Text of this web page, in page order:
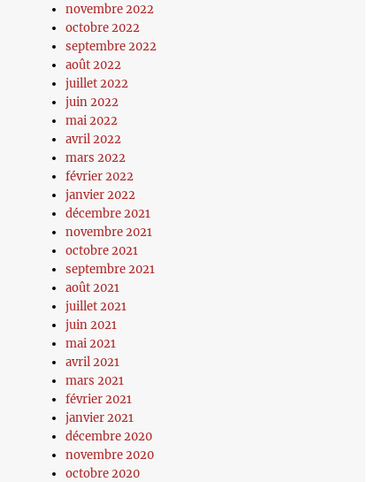
novembre 2022
octobre 2022
septembre 2022
août 2022
juillet 2022
juin 2022
mai 2022
avril 2022
mars 2022
février 2022
janvier 2022
décembre 2021
novembre 2021
octobre 2021
septembre 2021
août 2021
juillet 2021
juin 2021
mai 2021
avril 2021
mars 2021
février 2021
janvier 2021
décembre 2020
novembre 2020
octobre 2020